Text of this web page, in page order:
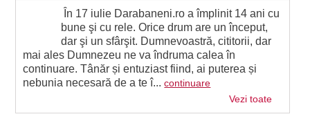
În 17 iulie Darabaneni.ro a împlinit 14 ani cu
bune şi cu rele. Orice drum are un început,
dar şi un sfârşit. Dumnevoastră, cititorii, dar
mai ales Dumnezeu ne va îndruma calea în
continuare. Tânăr și entuziast fiind, ai puterea și
nebunia necesară de a te î...continuare
Vezi toate